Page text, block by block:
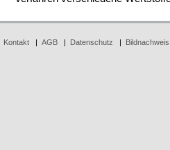
Kontakt| AGB| Datenschutz Bildnachweis